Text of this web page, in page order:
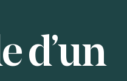
d’un